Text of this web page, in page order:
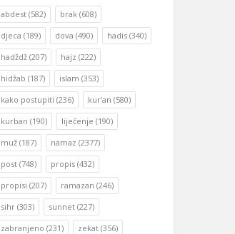
abdest (582) brak (608)
djeca (189) dova (490) hadis (340)
hadždž (207) hajz (222)
hidžab (187) islam (353)
kako postupiti (236) kur'an (580)
kurban (190) liječenje (190)
muž (187) namaz (2377)
post (748) propis (432)
propisi (207) ramazan (246)
sihr (303) sunnet (227)
zabranjeno (231) zekat (356)